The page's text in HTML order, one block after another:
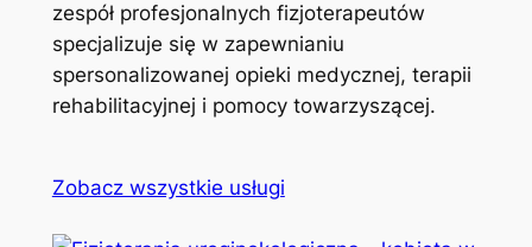
zespół profesjonalnych fizjoterapeutów
specjalizuje się w zapewnianiu
spersonalizowanej opieki medycznej, terapii
rehabilitacyjnej i pomocy towarzyszącej.
Zobacz wszystkie usługi